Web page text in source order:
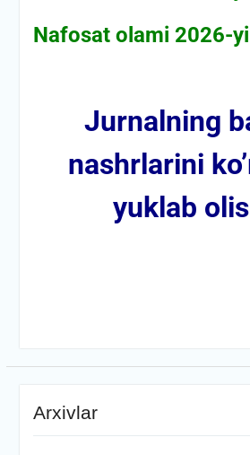
Nafosat olami 2026-
Jurnalning
nashrlarini
yuklab
Arxivlar